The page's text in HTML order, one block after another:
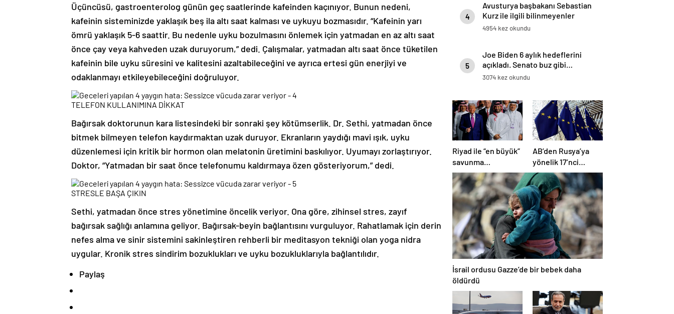
Üçüncüsü, gastroenterolog günün geç saatlerinde kafeinden kaçınıyor. Bunun nedeni,
kafeinin sisteminizde yaklaşık beş ila altı saat kalması ve uykuyu bozmasıdır. “Kafeinin yarı
ömrü yaklaşık 5-6 saattir. Bu nedenle uyku bozulmasını önlemek için yatmadan en az altı saat
önce çay veya kahveden uzak duruyorum,” dedi. Çalışmalar, yatmadan altı saat önce tüketilen
kafeinin bile uyku süresini ve kalitesini azaltabileceğini ve ayrıca ertesi gün enerjiyi ve
odaklanmayı etkileyebileceğini doğruluyor.
TELEFON KULLANIMINA DİKKAT
Bağırsak doktorunun kara listesindeki bir sonraki şey kötümserlik. Dr. Sethi, yatmadan önce
bitmek bilmeyen telefon kaydırmaktan uzak duruyor. Ekranların yaydığı mavi ışık, uyku
düzenlemesi için kritik bir hormon olan melatonin üretimini baskılıyor. Uyumayı zorlaştırıyor.
Doktor, “Yatmadan bir saat önce telefonumu kaldırmaya özen gösteriyorum,” dedi.
STRESLE BAŞA ÇIKIN
Sethi, yatmadan önce stres yönetimine öncelik veriyor. Ona göre, zihinsel stres, zayıf
bağırsak sağlığı anlamına geliyor. Bağırsak-beyin bağlantısını vurguluyor. Rahatlamak için derin
nefes alma ve sinir sistemini sakinleştiren rehberli bir meditasyon tekniği olan yoga nidra
uygular. Kronik stres sindirim bozuklukları ve uyku bozukluklarıyla bağlantılıdır.
Paylaş
4
Avusturya başbakanı Sebastian
Kurz ile ilgili bilinmeyenler
4954 kez okundu
5
Joe Biden 6 aylık hedeflerini
açıkladı. Senato buz gibi…
3074 kez okundu
Riyad ile “en büyük”
savunma
anlaşması: “Trump,
dünyaya bir mesaj
gönderdi”
AB’den Rusya’ya
yönelik 17’nci
yaptırım paketi:
Uzlaşmaya varıldı
İsrail ordusu Gazze’de bir bebek daha
öldürdü